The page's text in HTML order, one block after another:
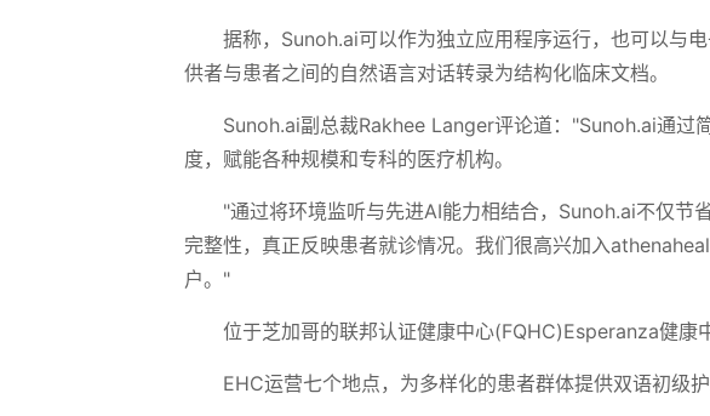
据称，Sunoh.ai可以作为独立应用程序运行，也可以与
供者与患者之间的自然语言对话转录为结构化临床文档。
Sunoh.ai副总裁Rakhee Langer评论道："Sunoh.ai通过
度，赋能各种规模和专科的医疗机构。
"通过将环境监听与先进AI能力相结合，Sunoh.ai不仅节
完整性，真正反映患者就诊情况。我们很高兴加入
户。"
位于芝加哥的联邦认证健康中心(FQHC)Esperanza健康
EHC运营七个地点，为多样化的患者群体提供双语初级